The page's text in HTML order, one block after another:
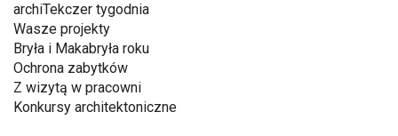
archiTekczer tygodnia
Wasze projekty
Bryła i Makabryła roku
Ochrona zabytków
Z wizytą w pracowni
Konkursy architektoniczne